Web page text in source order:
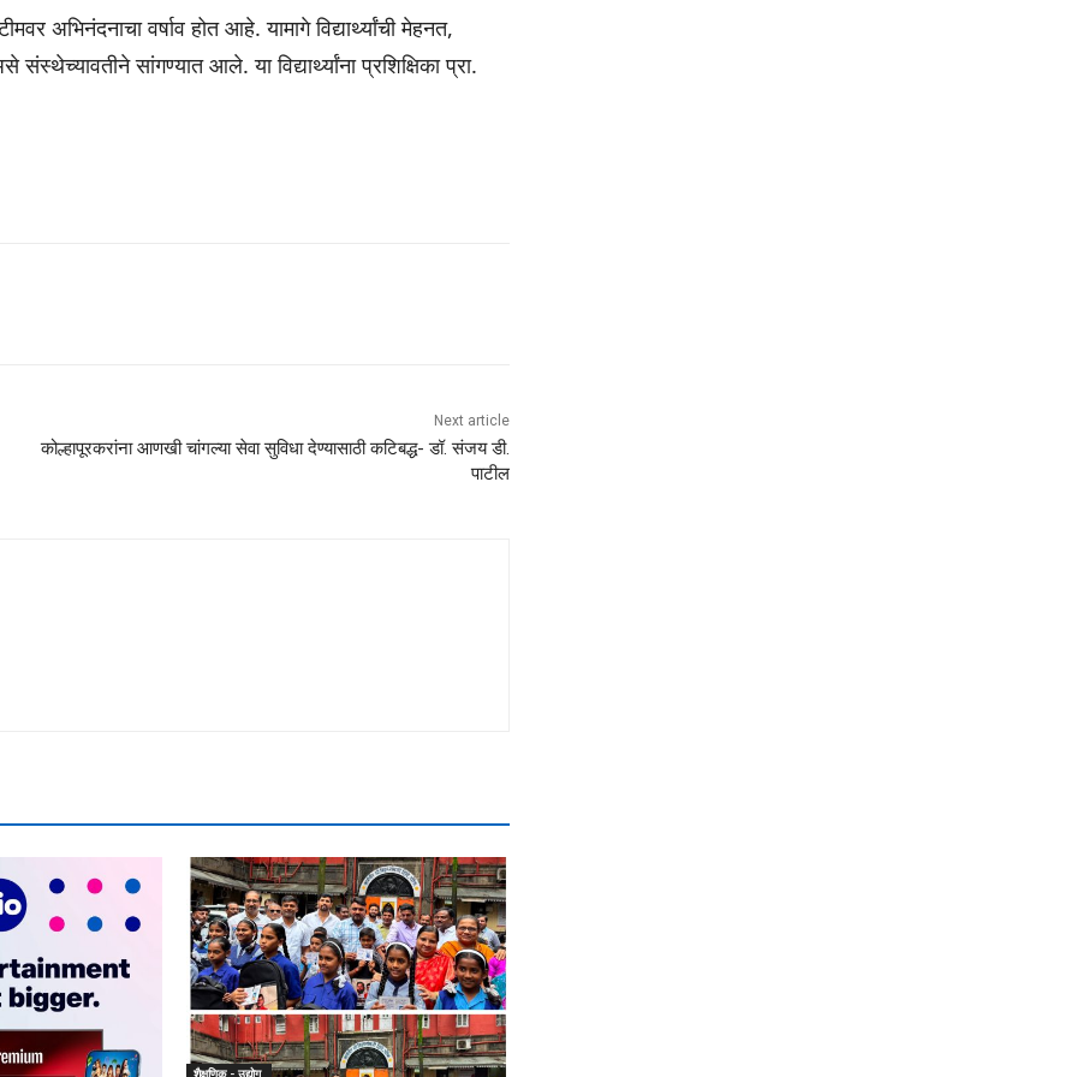
अभिनंदनाचा वर्षाव होत आहे. यामागे विद्यार्थ्यांची मेहनत,
सांगण्यात आले. या विद्यार्थ्यांना प्रशिक्षिका प्रा.
Next article
कोल्हापूरकरांना आणखी चांगल्या सेवा सुविधा देण्यासाठी कटिबद्ध- डॉ. संजय डी.
पाटील
शैक्षणिक - उद्योग